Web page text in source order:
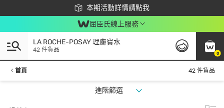
本期活動詳情請點我
下載app最高回饋$350
屈臣氏線上服務
0
LA ROCHE-POSAY 理膚寶水
42 件貨品
首頁 42 件貨品
進階篩選